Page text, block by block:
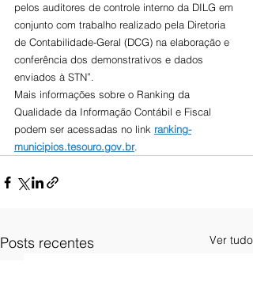
pelos auditores de controle interno da DILG em
conjunto com trabalho realizado pela Diretoria
de Contabilidade-Geral (DCG) na elaboração e
conferência dos demonstrativos e dados
enviados à STN”.
Mais informações sobre o Ranking da
Qualidade da Informação Contábil e Fiscal
podem ser acessadas no link ranking-
municipios.tesouro.gov.br.
Posts recentes Ver tudo